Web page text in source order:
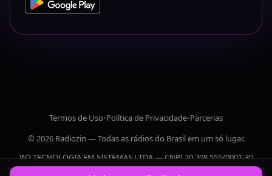
Termos de Uso•Política de Privacidade•Parcerias
© 2026 Radiozin — Todas as rádios do Brasil em um só lugar.
W2 TECNOLOGIA EM SISTEMAS LTDA — CNPJ 20.208.555/0001-30